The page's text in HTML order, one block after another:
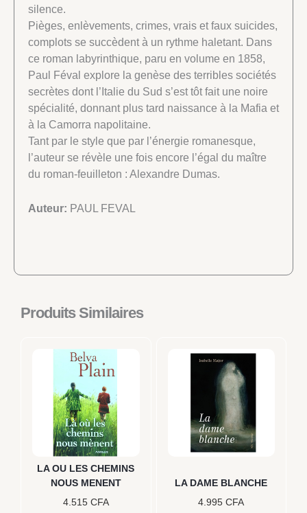
silence.
Pièges, enlèvements, crimes, vrais et faux suicides,
complots se succèdent à un rythme haletant. Dans
ce roman labyrinthique, paru en volume en 1858,
Paul Féval explore la genèse des terribles sociétés
secrètes dont l’Italie du Sud s’est tôt fait une noire
spécialité, donnant plus tard naissance à la Mafia et
à la Camorra napolitaine.
Tant par le style que par l’énergie romanesque,
l’auteur se révèle une fois encore l’égal du maître
du roman-feuilleton : Alexandre Dumas.
Auteur: PAUL FEVAL
Produits Similaires
LA OU LES CHEMINS
NOUS MENENT
4.515 CFA
LA DAME BLANCHE
4.995CFA